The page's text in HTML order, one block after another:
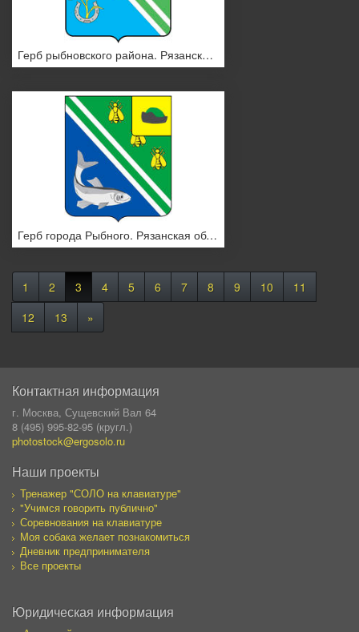
Герб рыбновского района. Рязанская область
Герб города Рыбного. Рязанская область
1 2 3 4 5 6 7 8 9 10
11
12
13 »
Контактная информация
г. Москва, Сущевский Вал 64
8 (495) 995-82-95 (кругл.)
photostock@ergosolo.ru
Наши проекты
Тренажер "СОЛО на клавиатуре"
"Учимся говорить публично"
Соревнования на клавиатуре
Моя собака желает познакомиться
Дневник предпринимателя
Все проекты
Юридическая информация